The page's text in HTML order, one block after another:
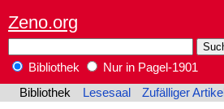
Zeno.org
Bibliothek
Nur in Pagel-1901
Bibliothek
Lesesaal Zufälliger Artikel